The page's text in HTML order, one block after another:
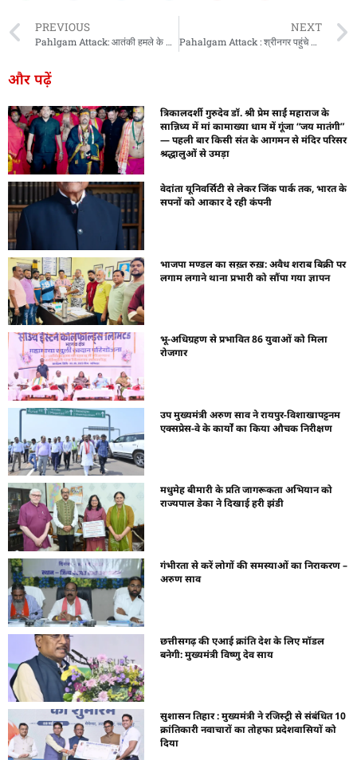
PREVIOUS
Pahlgam Attack: आतंकी हमले के बाद मस्जिदों से बड़ा ऐलान, पाकिस्तान तक होगी गूंज
NEXT
Pahalgam Attack : श्रीनगर पहुंचे केंद्रीय गृह मंत्री अमित शाह, NIA करेगी हमले की जांच
और पढ़ें
त्रिकालदर्शी गुरुदेव डॉ. श्री प्रेम साईं महाराज के
सान्निध्य में मां कामाख्या धाम में गूंजा “जय मातंगी”
— पहली बार किसी संत के आगमन से मंदिर परिसर
श्रद्धालुओं से उमड़ा
वेदांता यूनिवर्सिटी से लेकर जिंक पार्क तक, भारत के
सपनों को आकार दे रही कंपनी
भाजपा मण्डल का सख़्त रुख़: अवैध शराब बिक्री पर
लगाम लगाने थाना प्रभारी को सौंपा गया ज्ञापन
भू-अधिग्रहण से प्रभावित 86 युवाओं को मिला
रोजगार
उप मुख्यमंत्री अरुण साव ने रायपुर-विशाखापट्टनम
एक्सप्रेस-वे के कार्यों का किया औचक निरीक्षण
मधुमेह बीमारी के प्रति जागरूकता अभियान को
राज्यपाल डेका ने दिखाई हरी झंडी
गंभीरता से करें लोगों की समस्याओं का निराकरण –
अरुण साव
छत्तीसगढ़ की एआई क्रांति देश के लिए मॉडल
बनेगी: मुख्यमंत्री विष्णु देव साय
सुशासन तिहार : मुख्यमंत्री ने रजिस्ट्री से संबंधित 10
क्रांतिकारी नवाचारों का तोहफा प्रदेशवासियों को
दिया